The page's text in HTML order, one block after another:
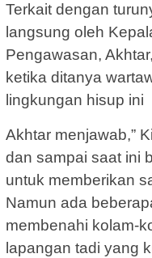
Terkait dengan
langsung oleh
Pengawasan,
ketika ditanya
lingkungan hisup ini
Akhtar menjawab,”
dan sampai saat ini
untuk memberikan
Namun ada
membenahi kolam-
lapangan tadi yang